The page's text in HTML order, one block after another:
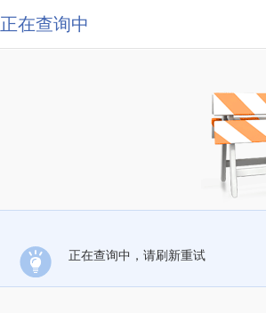
正在查询中
正在查询中，请刷新重试